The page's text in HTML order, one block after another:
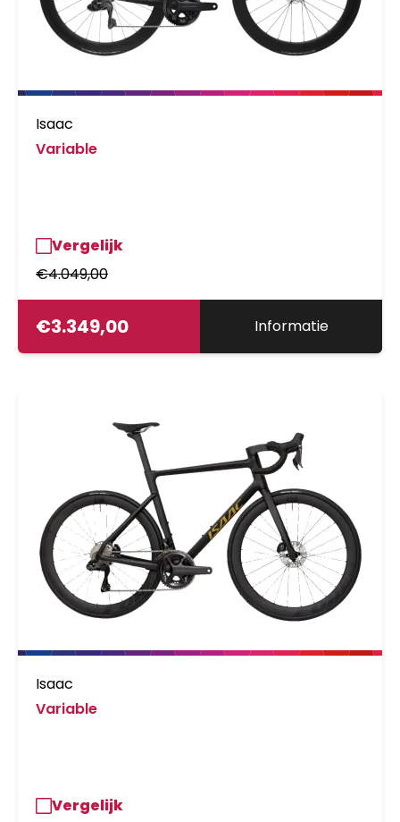
Isaac
Variable
Vergelijk
€4.049,00
€3.349,00 Informatie
Isaac
Variable
Vergelijk